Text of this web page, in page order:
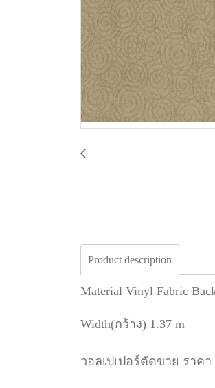
Product description
Material Vinyl Fabric
Width(กว้าง) 1.37 m
วอลเปเปอร์ตัดขาย ราคา